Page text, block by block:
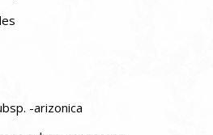
-arizonica